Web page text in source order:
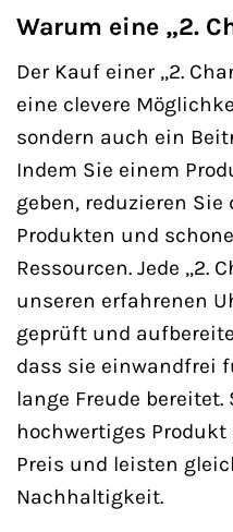
Warum eine „2.
Der Kauf einer „2.
eine clevere
sondern auch ein
Indem Sie einem
geben, reduzieren
Produkten und
Ressourcen. Jede „2.
unseren erfahrenen
geprüft und
dass sie einwandfrei
lange Freude
hochwertiges
Preis und leisten
Nachhaltigkeit.